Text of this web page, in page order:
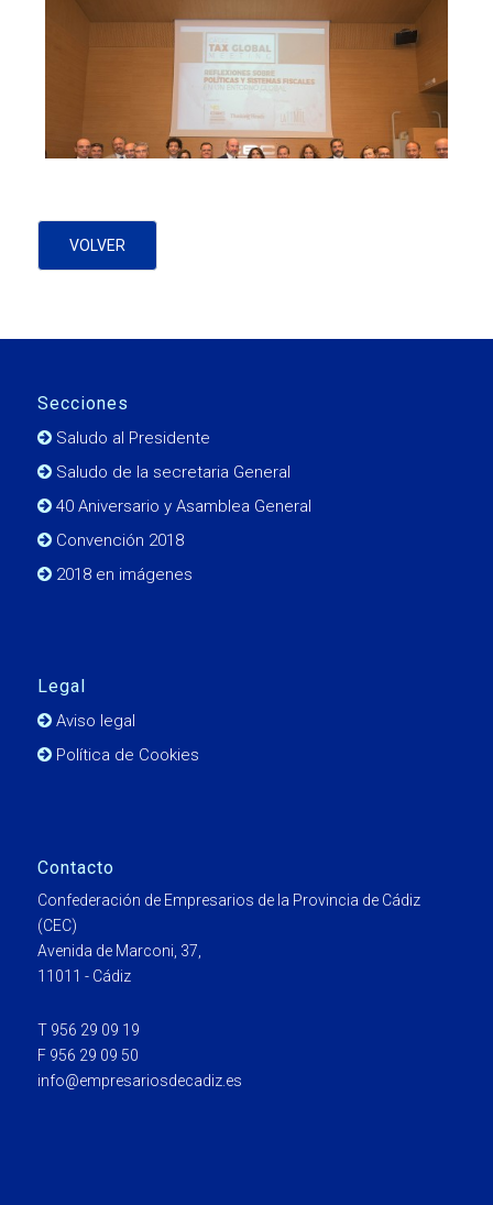
VOLVER
Secciones
Saludo al Presidente
Saludo de la secretaria General
40 Aniversario y Asamblea General
Convención 2018
2018 en imágenes
Legal
Aviso legal
Política de Cookies
Contacto
Confederación de Empresarios de la Provincia de Cádiz
(CEC)
Avenida de Marconi, 37,
11011 - Cádiz
T 956 29 09 19
F 956 29 09 50
info@empresariosdecadiz.es